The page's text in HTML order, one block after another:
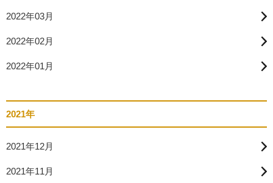
2022年03月
2022年02月
2022年01月
2021年
2021年12月
2021年11月